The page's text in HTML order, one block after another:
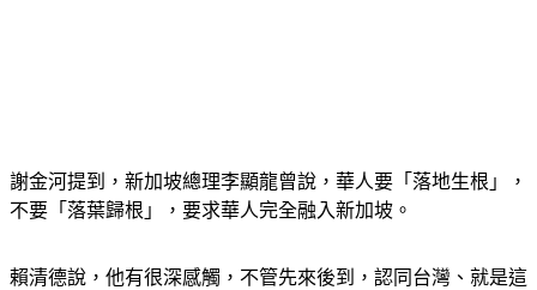
謝金河提到，新加坡總理李顯龍曾說，華人要「落地生根」，
不要「落葉歸根」，要求華人完全融入新加坡。
賴清德說，他有很深感觸，不管先來後到，認同台灣、就是這